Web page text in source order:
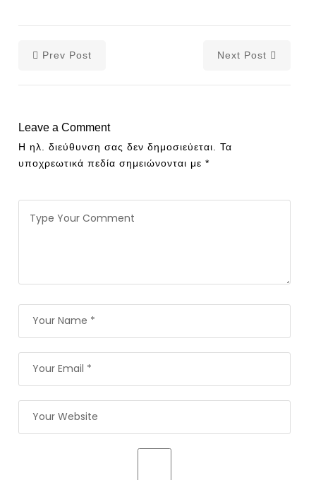
Prev Post Next Post
Leave a Comment
Η ηλ. διεύθυνση σας δεν δημοσιεύεται.
Τα
υποχρεωτικά πεδία σημειώνονται με*